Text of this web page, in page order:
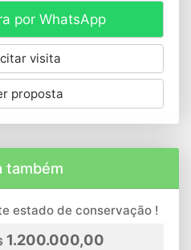
por WhatsApp
visita
proposta
também
estado de conservação !
1.200.000,00